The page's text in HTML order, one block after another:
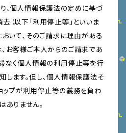
、個人情報保護法の定めに基づ
（以下「利用停止等」といいま
おいて、そのご請求に理由がある
お客様ご本人からのご請求であ
なく個人情報の利用停止等を行
します。但し、個人情報保護法そ
ップが利用停止等の義務を負わ
ありません。